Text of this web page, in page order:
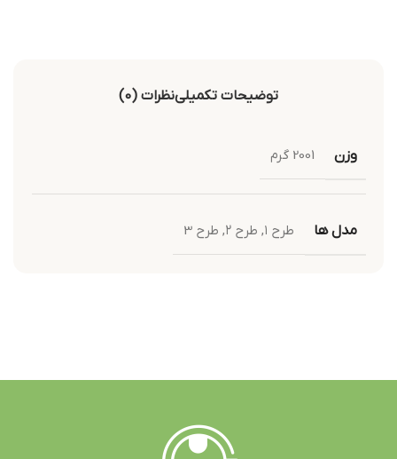
توضیحات تکمیلینظرات (0)
وزن 2001 گرم
مدل ها طرح ۱ , طرح ۲ , طرح 3